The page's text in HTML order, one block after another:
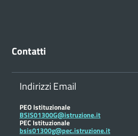
Contatti
Indirizzi Email
PEO Istituzionale
BSIS01300G@istruzione.it
PEC Istituzionale
bsis01300g@pec.istruzione.it